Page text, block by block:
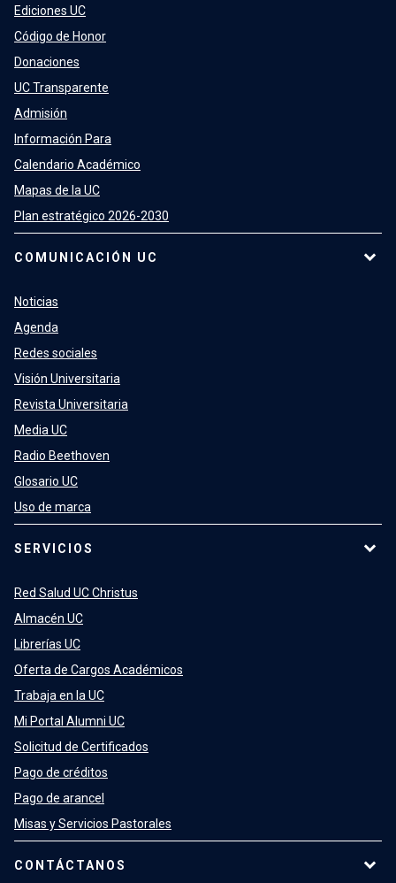
Ediciones UC
Código de Honor
Donaciones
UC Transparente
Admisión
Información Para
Calendario Académico
Mapas de la UC
Plan estratégico 2026-2030
COMUNICACIÓN UC
Noticias
Agenda
Redes sociales
Visión Universitaria
Revista Universitaria
Media UC
Radio Beethoven
Glosario UC
Uso de marca
SERVICIOS
Red Salud UC Christus
Almacén UC
Librerías UC
Oferta de Cargos Académicos
Trabaja en la UC
Mi Portal Alumni UC
Solicitud de Certificados
Pago de créditos
Pago de arancel
Misas y Servicios Pastorales
CONTÁCTANOS